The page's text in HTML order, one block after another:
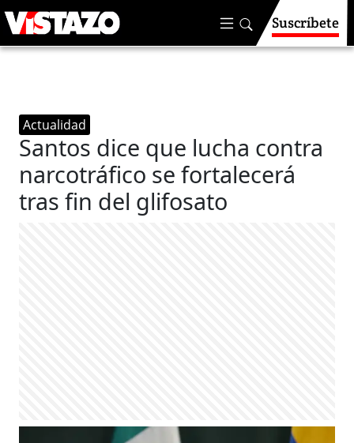
Suscríbete
Actualidad
Santos dice que lucha contra
narcotráfico se fortalecerá
tras fin del glifosato